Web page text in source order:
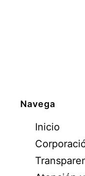
Navega
Inicio